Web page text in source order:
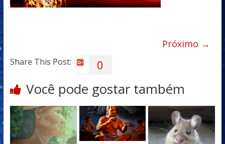
Próximo →
Share This Post: 0
Você pode gostar também